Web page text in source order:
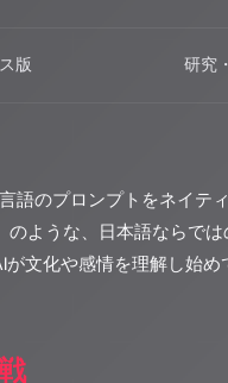
版 研究
語のプロンプトをネイテ
のような、日本語ならで
文化や感情を理解し始